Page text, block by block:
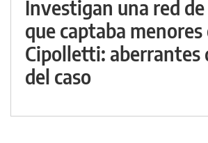
Investigan una red
que captaba menores
Cipolletti: aberrantes
del caso